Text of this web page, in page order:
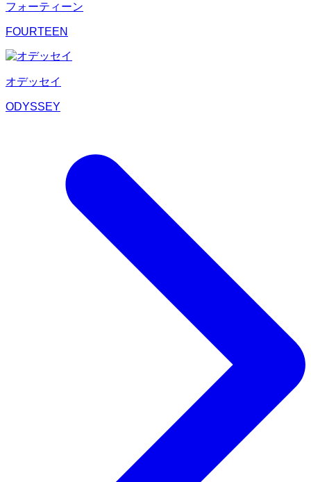
フォーティーン
FOURTEEN
オデッセイ
ODYSSEY